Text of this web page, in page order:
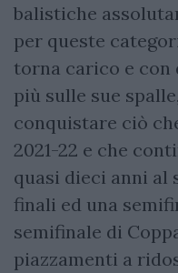
balistiche
per queste
torna carico e con
più sulle sue
conquistare ciò
2021-22 e che
quasi dieci anni al
finali ed una
semifinale di
piazzamenti a